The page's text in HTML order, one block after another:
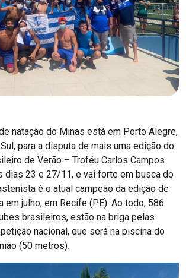
natação do Minas está em Porto Alegre,
para a disputa de mais uma edição do
de Verão – Troféu Carlos Campos
dias 23 e 27/11, e vai forte em busca do
é o atual campeão da edição de
em julho, em Recife (PE). Ao todo, 586
brasileiros, estão na briga pelas
nacional, que será na piscina do
(50 metros).